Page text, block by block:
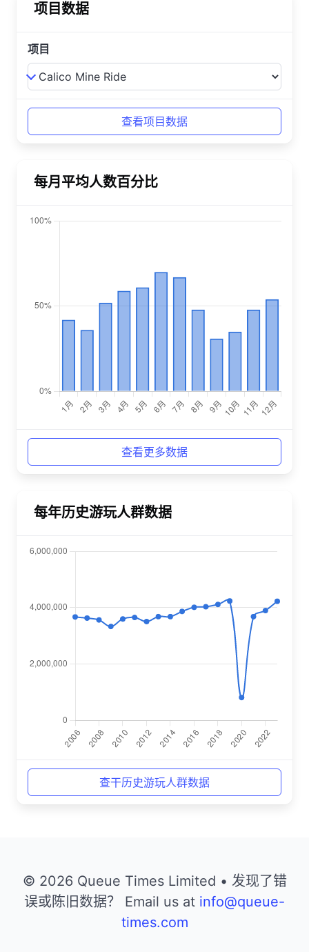
项目数据
项目
每月平均人数百分比
查看更多数据
每年历史游玩人群数据
查干历史游玩人群数据
© 2026 Queue Times Limited • 发现了错
误或陈旧数据？ Email us at info@queue-
times.com